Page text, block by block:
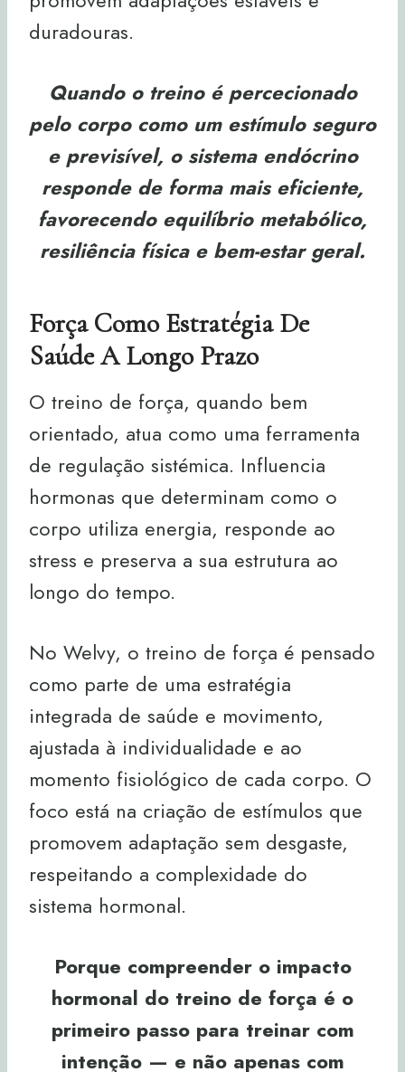
duradouras.
Quando o treino é percecionado
pelo corpo como um estímulo seguro
e previsível, o sistema endócrino
responde de forma mais eficiente,
favorecendo equilíbrio metabólico,
resiliência física e bem-estar geral.
Força Como Estratégia De
Saúde A Longo Prazo
O treino de força, quando bem
orientado, atua como uma ferramenta
de regulação sistémica. Influencia
hormonas que determinam como o
corpo utiliza energia, responde ao
stress e preserva a sua estrutura ao
longo do tempo.
No Welvy, o treino de força é pensado
como parte de uma estratégia
integrada de saúde e movimento,
ajustada à individualidade e ao
momento fisiológico de cada corpo. O
foco está na criação de estímulos que
promovem adaptação sem desgaste,
respeitando a complexidade do
sistema hormonal.
Porque compreender o impacto
hormonal do treino de força é o
primeiro passo para treinar com
intenção — e não apenas com